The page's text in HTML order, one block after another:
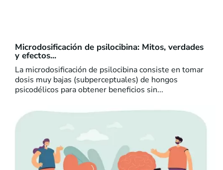
Microdosificación de psilocibina: Mitos, verdades
y efectos...
La microdosificación de psilocibina consiste en tomar
dosis muy bajas (subperceptuales) de hongos
psicodélicos para obtener beneficios sin...